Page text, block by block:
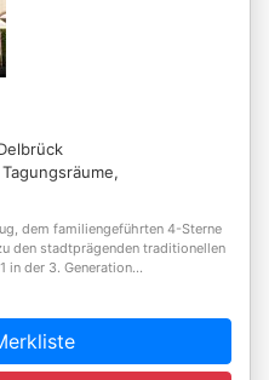
dem familiengeführten 4-Sterne
den stadtprägenden traditionellen
in der 3. Generation...